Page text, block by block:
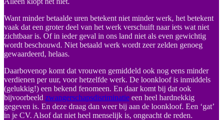
Want minder betaalde uren betekent niet minder werk, het betekent
vaak dat een groter deel van het werk verschuift naar iets wat niet
zichtbaar is. Of in ieder geval in ons land niet als even gewichtig
wordt beschouwd. Niet betaald werk wordt zeer zelden genoeg
gewaardeerd, helaas.
Daarbovenop komt dat vrouwen gemiddeld ook nog eens minder
verdienen per uur, voor hetzelfde werk. De loonkloof is inmiddels
(gelukkig!) een bekend fenomeen. En daar komt bij dat ook
bijvoorbeeld zwangerschapsdisriminatie een heel hardnekkig
gegeven is. En deze draag dan weer bij aan de loonkloof. Een ‘gat’
in je CV. Alsof dat niet heel menselijk is, ongeacht de reden.